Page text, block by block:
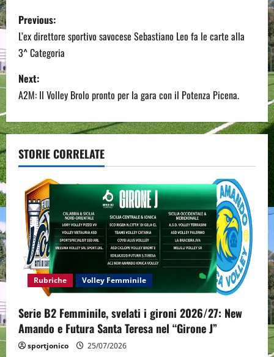
P
o
s
t
n
a
v
g
t
o
n
Previous:
L’ex direttore sportivo savocese Sebastiano Leo fa le carte alla
3^ Categoria
Next:
A2M: Il Volley Brolo pronto per la gara con il Potenza Picena.
STORIE CORRELATE
Rubriche Volley Femminile
Serie B2 Femminile, svelati i gironi 2026/27: New
Amando e Futura Santa Teresa nel “Girone J”
sportjonico 25/07/2026